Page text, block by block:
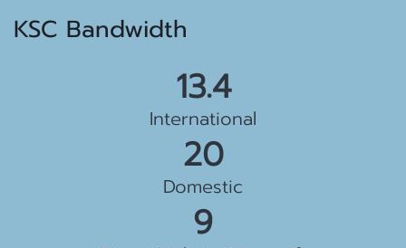
KSC Bandwidth
15.5 Gbps
International
23 Gbps
Domestic
10 Gbps